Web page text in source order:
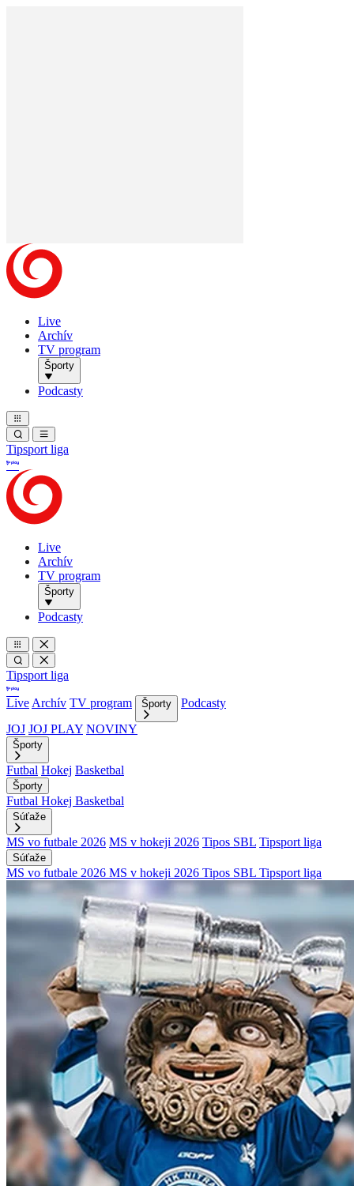
Live
Archív
TV program
Športy
Podcasty
Tipsport liga
Live
Archív
TV program
Športy
Podcasty
Tipsport liga
Live Archív TV program Športy
Podcasty
JOJ JOJ PLAY NOVINY
Športy
Futbal Hokej Basketbal
Športy
Futbal Hokej Basketbal
Súťaže
MS vo futbale 2026 MS v hokeji 2026 Tipos SBL Tipsport liga
Súťaže
MS vo futbale 2026 MS v hokeji 2026 Tipos SBL Tipsport liga